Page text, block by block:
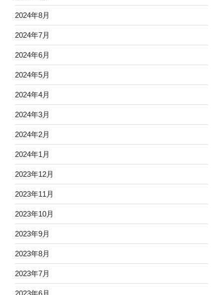
2024年8月
2024年7月
2024年6月
2024年5月
2024年4月
2024年3月
2024年2月
2024年1月
2023年12月
2023年11月
2023年10月
2023年9月
2023年8月
2023年7月
2023年6月